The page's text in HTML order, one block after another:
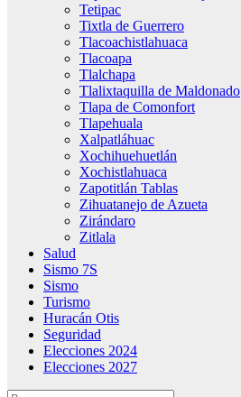
Tetipac
Tixtla de Guerrero
Tlacoachistlahuaca
Tlacoapa
Tlalchapa
Tlalixtaquilla de Maldonado
Tlapa de Comonfort
Tlapehuala
Xalpatláhuac
Xochihuehuetlán
Xochistlahuaca
Zapotitlán Tablas
Zihuatanejo de Azueta
Zirándaro
Zitlala
Salud
Sismo 7S
Sismo
Turismo
Huracán Otis
Seguridad
Elecciones 2024
Elecciones 2027